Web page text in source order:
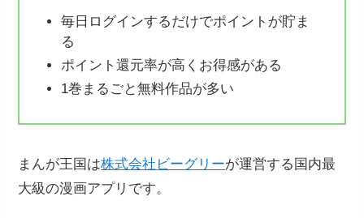
毎日ログインするだけでポイントが貯ま
る
ポイント還元率が高くお得感がある
1巻まるごと無料作品が多い
まんが王国は株式会社ビーグリーが運営する国内最
大級の漫画アプリです。